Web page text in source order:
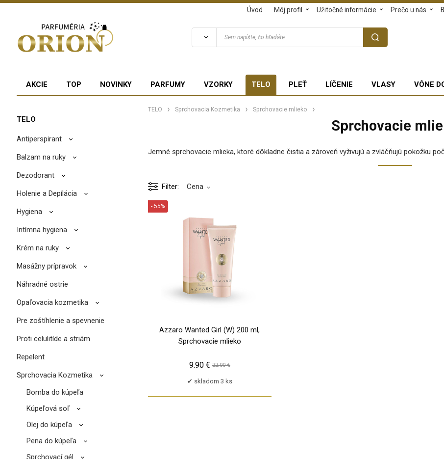
Úvod Môj profil Užitočné informácie Prečo u nás
AKCIE TOP NOVINKY PARFUMY VZORKY TELO PLEŤ LÍČENIE VLASY VÔNE
TELO
Antiperspirant
Balzam na ruky
Dezodorant
Holenie a Depílácia
Hygiena
Intímna hygiena
Krém na ruky
Masážny prípravok
Náhradné ostrie
Opaľovacia kozmetika
Pre zoštíhlenie a spevnenie
Proti celulitíde a striám
Repelent
Sprchovacia Kozmetika
Bomba do kúpeľa
Kúpeľová soľ
Olej do kúpeľa
Pena do kúpeľa
Sprchovací gél
TELO Sprchovacia Kozmetika Sprchovacie mlieko
Sprchovacie
Jemné sprchovacie mlieka, ktoré dôkladne čistia a zároveň vyživujú a zvláčňujú pokožku
Filter Cena
Azzaro Wanted Girl (W) 200 ml,
Sprchovacie mlieko
- 55%
skladom 3 ks
9.90 € 22.00 €